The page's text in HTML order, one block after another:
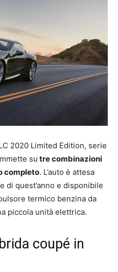
2020 Limited Edition, serie
su tre combinazioni
completo. L’auto è attesa
di quest’anno e disponibile
termico benzina da
piccola unità elettrica.
coupé in